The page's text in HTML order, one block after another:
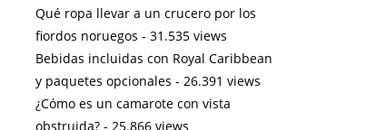
Qué ropa llevar a un crucero por los
fiordos noruegos - 31.535 views
Bebidas incluidas con Royal Caribbean
y paquetes opcionales - 26.391 views
¿Cómo es un camarote con vista
obstruida?- 25.866 views